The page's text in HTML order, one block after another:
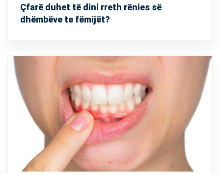
Çfarë duhet të dini rreth rënies së
dhëmbëve te fëmijët?